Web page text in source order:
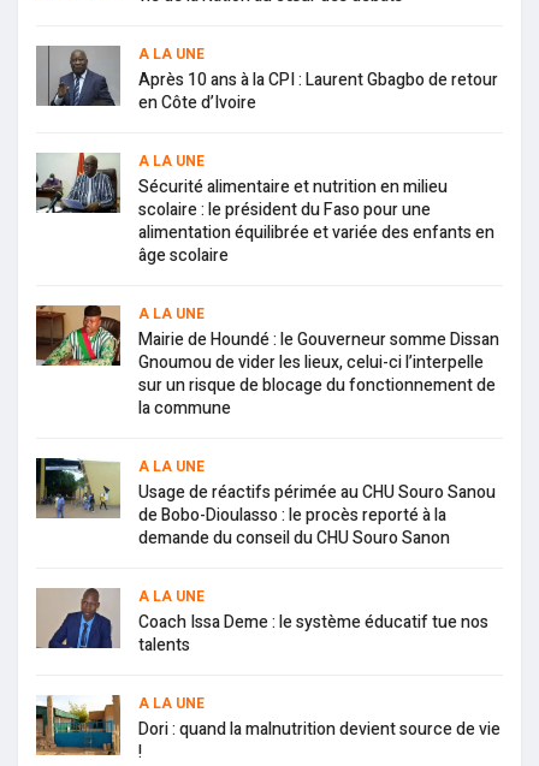
A LA UNE
Après 10 ans à la CPI : Laurent Gbagbo de retour
en Côte d’Ivoire
A LA UNE
Sécurité alimentaire et nutrition en milieu
scolaire : le président du Faso pour une
alimentation équilibrée et variée des enfants en
âge scolaire
A LA UNE
Mairie de Houndé : le Gouverneur somme Dissan
Gnoumou de vider les lieux, celui-ci l’interpelle
sur un risque de blocage du fonctionnement de
la commune
A LA UNE
Usage de réactifs périmée au CHU Souro Sanou
de Bobo-Dioulasso : le procès reporté à la
demande du conseil du CHU Souro Sanon
A LA UNE
Coach Issa Deme : le système éducatif tue nos
talents
A LA UNE
Dori : quand la malnutrition devient source de vie
!